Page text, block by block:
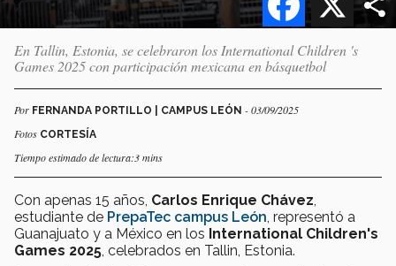
En Tallin, Estonia, se celebraron los International Children 's
Games 2025 con participación mexicana en básquetbol
Por FERNANDA PORTILLO | CAMPUS LEÓN - 03/09/2025
Fotos CORTESÍA
Tiempo estimado de lectura:3 mins
Con apenas 15 años, Carlos Enrique Chávez
estudiante de PrepaTec campus León , representó a
Guanajuato y a México en los International Children's
Games 2025 , celebrados en Tallin, Estonia.